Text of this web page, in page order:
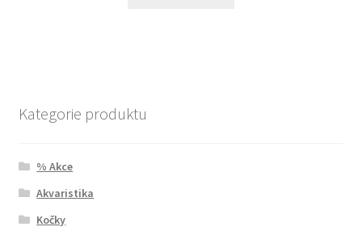
Kategorie produktu
% Akce
Akvaristika
Kočky